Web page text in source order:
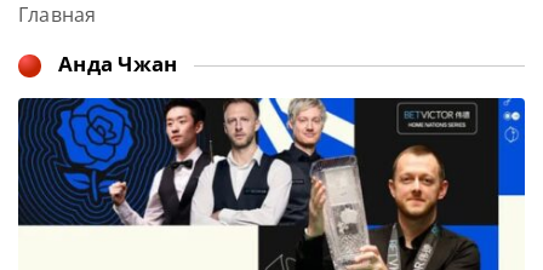
Главная
Анда Чжан